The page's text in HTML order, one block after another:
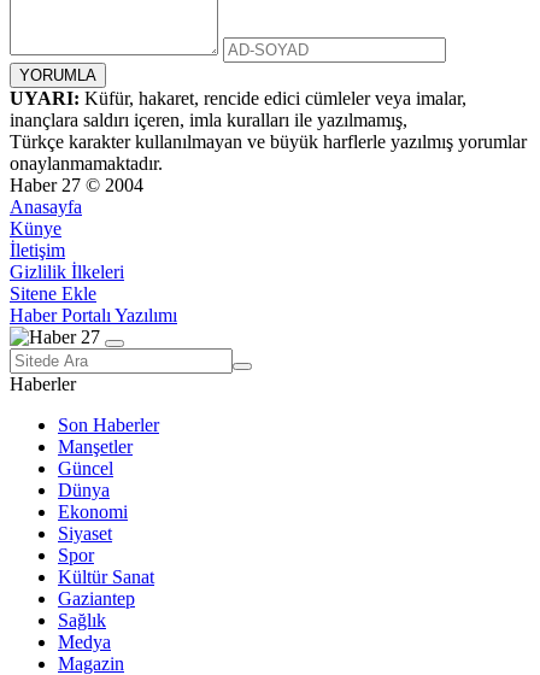
UYARI: Küfür, hakaret, rencide edici cümleler veya imalar,
inançlara saldırı içeren, imla kuralları ile yazılmamış,
Türkçe karakter kullanılmayan ve büyük harflerle yazılmış yorumlar
onaylanmamaktadır.
Haber 27 © 2004
Anasayfa
Künye
İletişim
Gizlilik İlkeleri
Sitene Ekle
Haber Portalı Yazılımı
Haberler
Son Haberler
Manşetler
Güncel
Dünya
Ekonomi
Siyaset
Spor
Kültür Sanat
Gaziantep
Sağlık
Medya
Magazin